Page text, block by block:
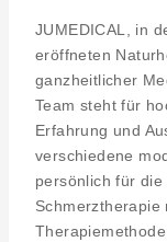
JUMEDICAL, in
eröffneten
ganzheitlicher
Team steht für
Erfahrung und
verschiedene
persönlich für